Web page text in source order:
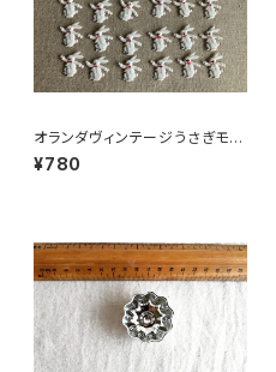
オランダヴィンテージうさぎモチ
ーフプラパーツ30個セットNo19
9
¥780